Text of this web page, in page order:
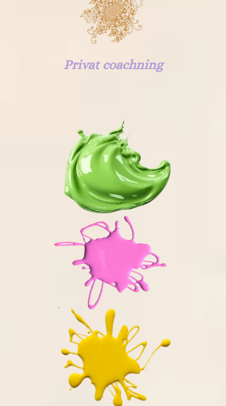
Privat coachning